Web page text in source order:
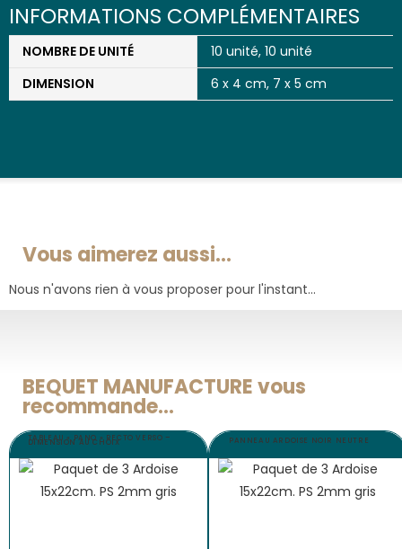
INFORMATIONS COMPLÉMENTAIRES
NOMBRE DE UNITÉ
10 unité, 10 unité
DIMENSION
6 x 4 cm, 7 x 5 cm
Vous aimerez aussi...
Nous n'avons rien à vous proposer pour l'instant...
BEQUET MANUFACTURE vous
recommande...
TABLEAU « PANO » RECTO VERSO –
DIMENSION AU CHOIX PANNEAU ARDOISE NOIR NEUTRE